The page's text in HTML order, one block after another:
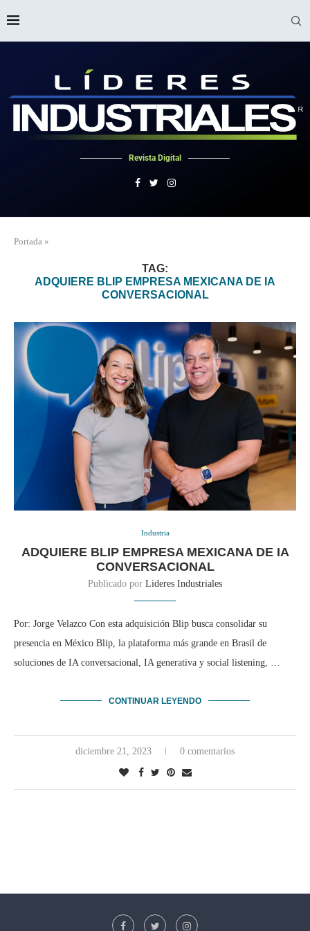
Revista Digital
Portada »
TAG:
ADQUIERE BLIP EMPRESA MEXICANA DE IA
CONVERSACIONAL
Industria
ADQUIERE BLIP EMPRESA MEXICANA DE IA
CONVERSACIONAL
Publicado por Lideres Industriales
Por: Jorge Velazco Con esta adquisición Blip busca consolidar su
presencia en México Blip, la plataforma más grande en Brasil de
soluciones de IA conversacional, IA generativa y social listening, …
CONTINUAR LEYENDO
diciembre 21, 2023 0 comentarios